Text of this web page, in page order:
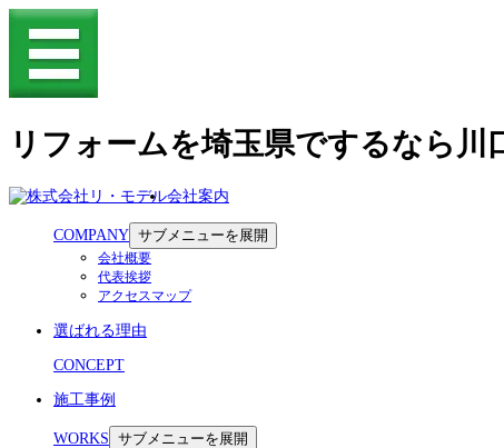
リフォームを埼玉県でするなら
会社案内
COMPANY サブメニューを展開
会社概要
代表挨拶
アクセスマップ
選ばれる理由
CONCEPT
施工事例
WORKS サブメニューを展開